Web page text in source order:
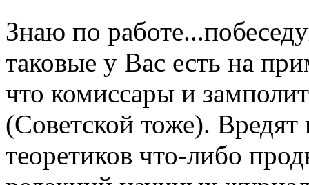
Знаю по
таковые у Вас есть на
что комиссары и
(Советской тоже). Вредят
теоретиков что-либо